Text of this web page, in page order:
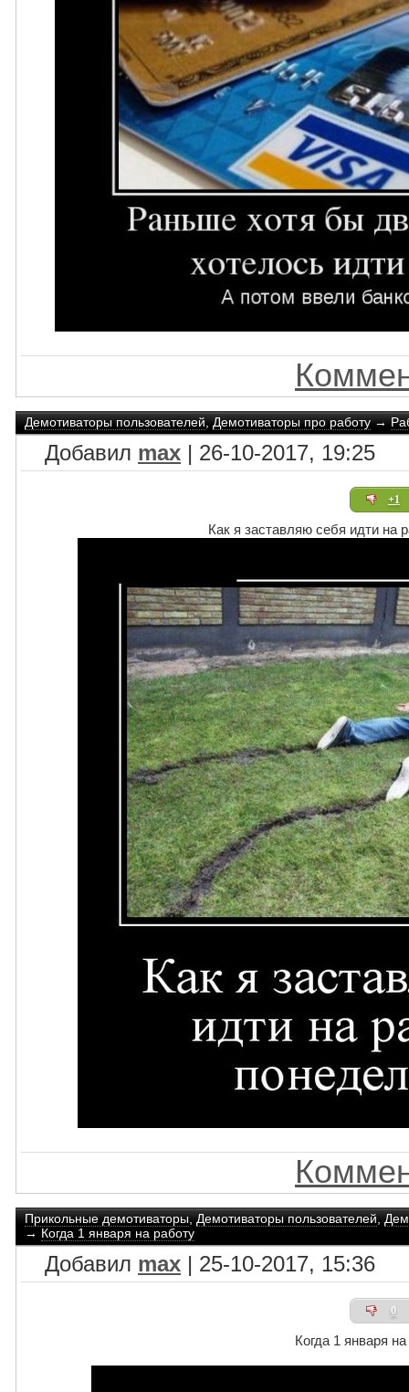
Демотиваторы пользователей,Демотиваторы про работу→
Добавил max | 26-10-2017, 19:25
+1
Как я заставляю себя идти на
Прикольные демотиваторы,Демотиваторы пользователей,
→ Когда 1 января на работу
Добавил max | 25-10-2017, 15:36
0
Когда 1 января